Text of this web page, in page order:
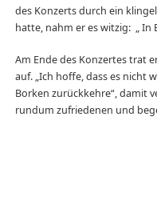
des Konzerts durch ein
hatte, nahm er es witzig: „ In
Am Ende des Konzertes trat
auf. „Ich hoffe, dass es nicht
Borken zurückkehre“, damit
rundum zufriedenen und